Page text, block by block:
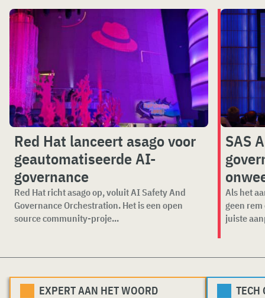
Red Hat lanceert asago voor
geautomatiseerde AI-
governance
Red Hat richt asago op, voluit AI Safety And
Governance Orchestration. Het is een open
source community-proje...
SAS
Als het
geen
juiste
EXPERT AAN HET WOORD TECH